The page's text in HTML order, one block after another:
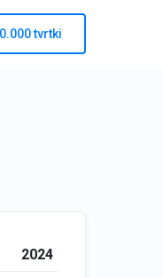
tvrtki
2024